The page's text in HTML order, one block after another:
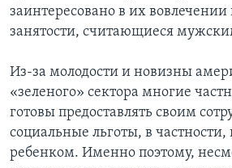
заинтересовано в их
занятости, считающиеся
Из-за молодости и новизны
«зеленого» сектора многие
готовы предоставлять своим
социальные льготы, в частности,
ребенком. Именно поэтому,